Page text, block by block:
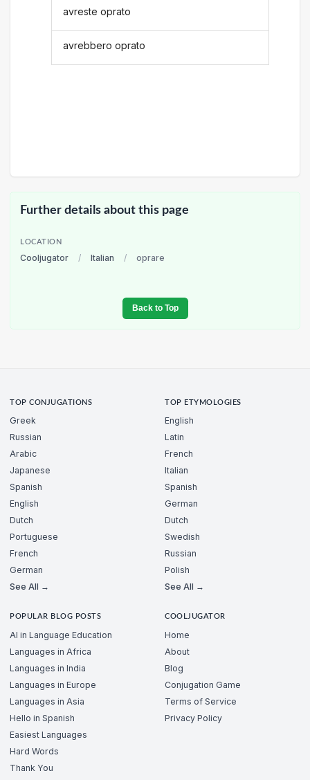
avreste oprato
avrebbero oprato
Further details about this page
LOCATION
Cooljugator / Italian / oprare
Back to Top
TOP CONJUGATIONS
Greek
Russian
Arabic
Japanese
Spanish
English
Dutch
Portuguese
French
German
See All →
TOP ETYMOLOGIES
English
Latin
French
Italian
Spanish
German
Dutch
Swedish
Russian
Polish
See All →
POPULAR BLOG POSTS
AI in Language Education
Languages in Africa
Languages in India
Languages in Europe
Languages in Asia
Hello in Spanish
Easiest Languages
Hard Words
Thank You
COOLJUGATOR
Home
About
Blog
Conjugation Game
Terms of Service
Privacy Policy